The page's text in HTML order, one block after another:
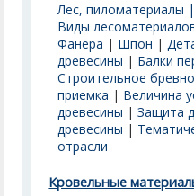
Лес, пиломатериалы
Виды
Фанера | Шпон |
древесины | Балки
Строительное бревно
приемка | Величина
древесины |Защита
древесины |
отрасли
Кровельные